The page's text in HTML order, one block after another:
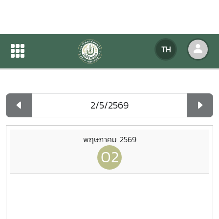
TH
ปฏิทินกิจกรรมของหน่วยงาน
ปฏิทินกิจกรรมของหน่วยงาน
พฤษภาคม 2569
02